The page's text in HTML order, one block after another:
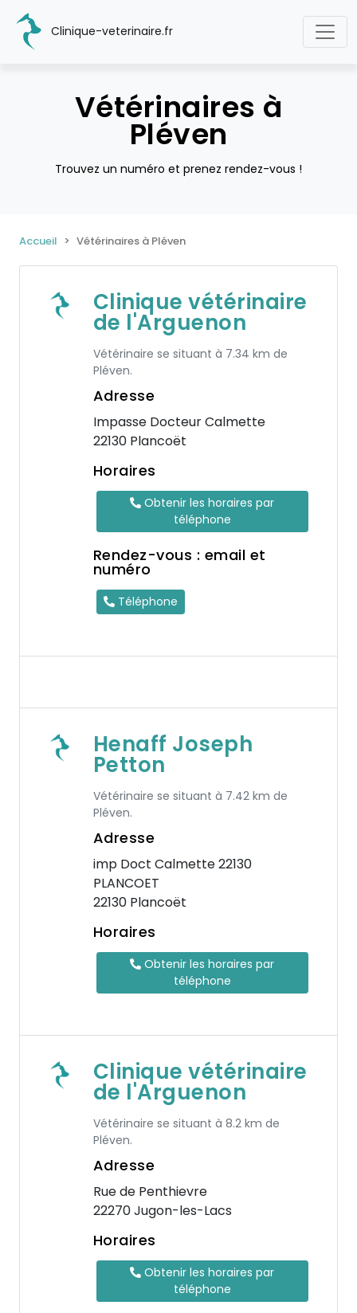
Clinique-veterinaire.fr
Vétérinaires à
Pléven
Trouvez un numéro et prenez rendez-vous !
Accueil Vétérinaires à Pléven
Clinique vétérinaire
de l'Arguenon
Vétérinaire se situant à 7.34 km de
Pléven.
Adresse
Impasse Docteur Calmette
22130 Plancoët
Horaires
Obtenir les horaires par
téléphone
Rendez-vous : email et
numéro
Téléphone
Henaff Joseph
Petton
Vétérinaire se situant à 7.42 km de
Pléven.
Adresse
imp Doct Calmette 22130
PLANCOET
22130 Plancoët
Horaires
Obtenir les horaires par
téléphone
Clinique vétérinaire
de l'Arguenon
Vétérinaire se situant à 8.2 km de
Pléven.
Adresse
Rue de Penthievre
22270 Jugon-les-Lacs
Horaires
Obtenir les horaires par
téléphone